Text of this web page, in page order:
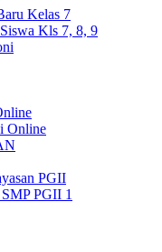
Kelas 7
Kls 7, 8, 9
Online
PGII
PGII 1